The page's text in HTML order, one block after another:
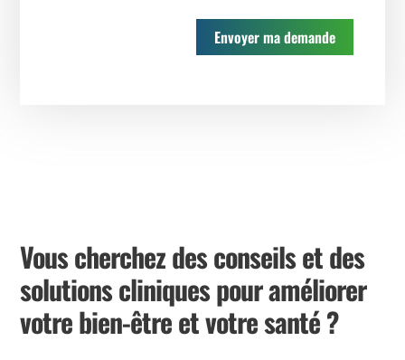
Envoyer ma demande
Vous cherchez des conseils et des
solutions cliniques pour améliorer
votre bien-être et votre santé ?